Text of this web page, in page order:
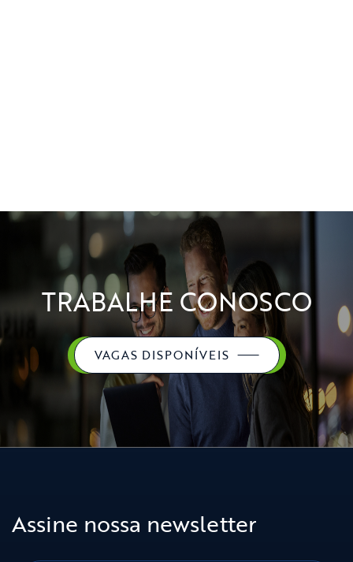
TRABALHE CONOSCO
VAGAS DISPONÍVEIS
Assine nossa newsletter